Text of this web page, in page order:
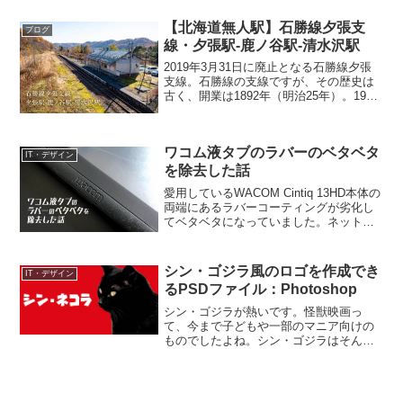
出しになった山頂...
ブログ
【北海道無人駅】石勝線夕張支
線・夕張駅-鹿ノ谷駅-清水沢駅
2019年3月31日に廃止となる石勝線夕張
支線。石勝線の支線ですが、その歴史は
古く、開業は1892年（明治25年）。1981
鹿...
IT・デザイン
ワコム液タブのラバーのベタベタ
を除去した話
愛用しているWACOM Cintiq 13HD本体の
両端にあるラバーコーティングが劣化し
てベタベタになっていました。ネットの
状WACOM Cintiq13HDのラバーコ...
IT・デザイン
シン・ゴジラ風のロゴを作成でき
るPSDファイル：Photoshop
シン・ゴジラが熱いです。怪獣映画っ
て、今まで子どもや一部のマニア向けの
ものでしたよね。シン・ゴジラはそんな